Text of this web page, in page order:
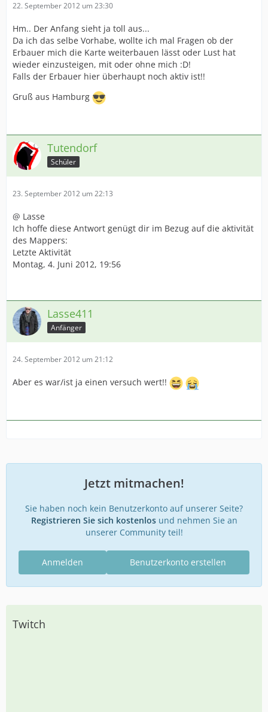
22. September 2012 um 23:30
Hm.. Der Anfang sieht ja toll aus...
Da ich das selbe Vorhabe, wollte ich mal Fragen ob der
Erbauer mich die Karte weiterbauen lässt oder Lust hat
wieder einzusteigen, mit oder ohne mich :D!
Falls der Erbauer hier überhaupt noch aktiv ist!!
Gruß aus Hamburg
Tutendorf
Schüler
23. September 2012 um 22:13
@ Lasse
Ich hoffe diese Antwort genügt dir im Bezug auf die aktivität
des Mappers:
Letzte Aktivität
Montag, 4. Juni 2012, 19:56
Lasse411
Anfänger
24. September 2012 um 21:12
Aber es war/ist ja einen versuch wert!!
Jetzt mitmachen!
Sie haben noch kein Benutzerkonto auf unserer Seite?
Registrieren Sie sich kostenlosund nehmen Sie an
unserer Community teil!
Benutzerkonto erstellen
Anmelden
Twitch